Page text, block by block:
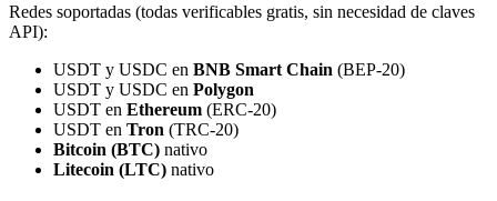
Redes soportadas (todas verificables gratis, sin necesidad de claves
API):
USDT y USDC en BNB Smart Chain (BEP-20)
USDT y USDC en Polygon
USDT en Ethereum (ERC-20)
USDT en Tron (TRC-20)
Bitcoin (BTC) nativo
Litecoin (LTC) nativo